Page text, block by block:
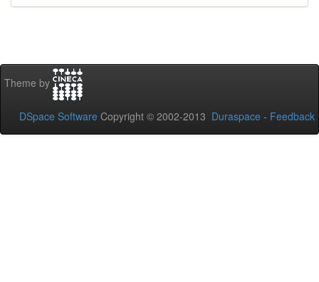
Theme by
DSpace Software Copyright © 2002-2013 Duraspace - Feedback